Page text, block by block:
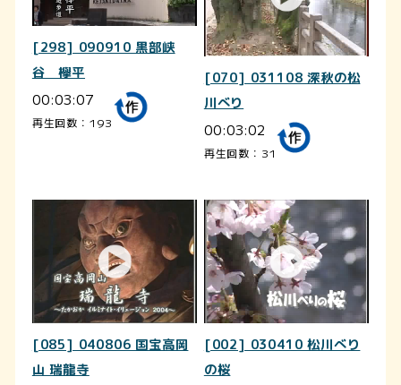
[298] 090910 黒部峡
谷 欅平
00:03:07
再生回数：193
[070] 031108 深秋の松
川べり
00:03:02
再生回数：31
[085] 040806 国宝高岡
山 瑞龍寺
[002] 030410 松川べり
の桜